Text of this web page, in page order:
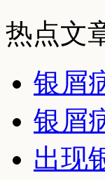
热点文
银屑
银屑
出现